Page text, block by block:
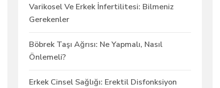
Varikosel Ve Erkek İnfertilitesi: Bilmeniz
Gerekenler
Böbrek Taşı Ağrısı: Ne Yapmalı, Nasıl
Önlemeli?
Erkek Cinsel Sağlığı: Erektil Disfonksiyon